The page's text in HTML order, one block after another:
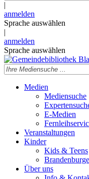
|
anmelden
Sprache auswählen
|
anmelden
Sprache auswählen
Medien
Mediensuche
E-Medien
Veranstaltungen
Kinder
Kids & Teens
Über uns